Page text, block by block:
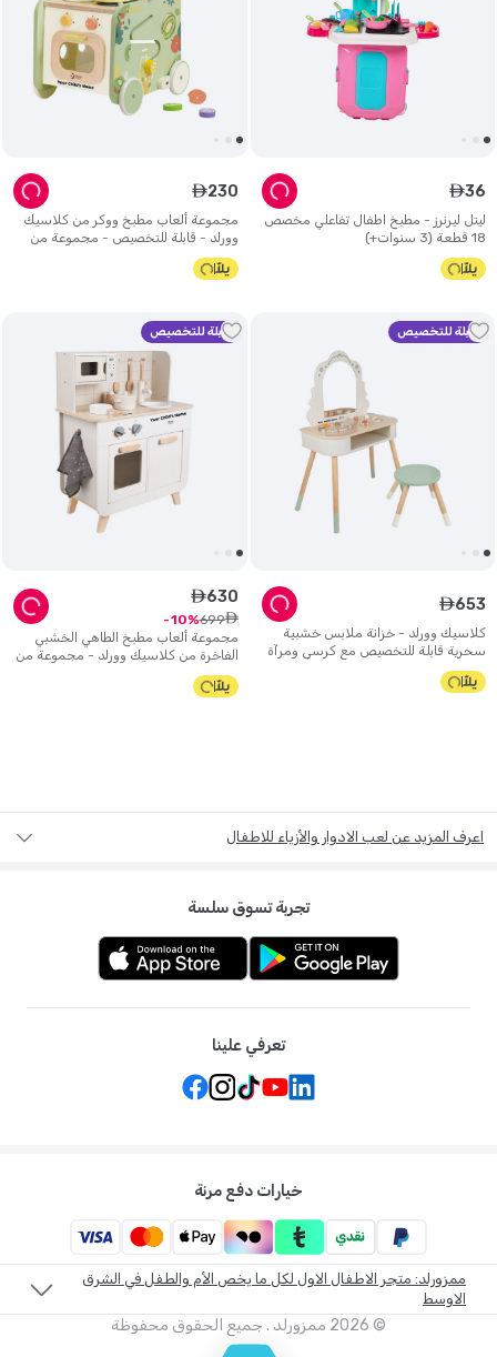
ليتل ليرنرز - مطبخ اطفال تفاعلي مخصص
18 قطعة (3 سنوات+)
ê36
مجموعة ألعاب مطبخ ووكر من كلاسيك
وورلد - قابلة للتخصيص - مجموعة من
15 قطعة
ê230
قابلة للتخصيص
كلاسيك وورلد - خزانة ملابس خشبية
سحرية قابلة للتخصيص مع كرسي ومرآة
ê653
قابلة للتخصيص
مجموعة ألعاب مطبخ الطاهي الخشبي
الفاخرة من كلاسيك وورلد - مجموعة من
11 قطعة
ê630
ê
699
10
اعرف المزيد عن لعب الادوار والأزياء للاطفال
تجربة تسوق سلسة
تعرفي علينا
خيارات دفع مرنة
ممزورلد: متجر الاطفال الاول لكل ما يخص الأم والطفل في الشرق
الاوسط
©
2026 ممزورلد . جميع الحقوق محفوظة